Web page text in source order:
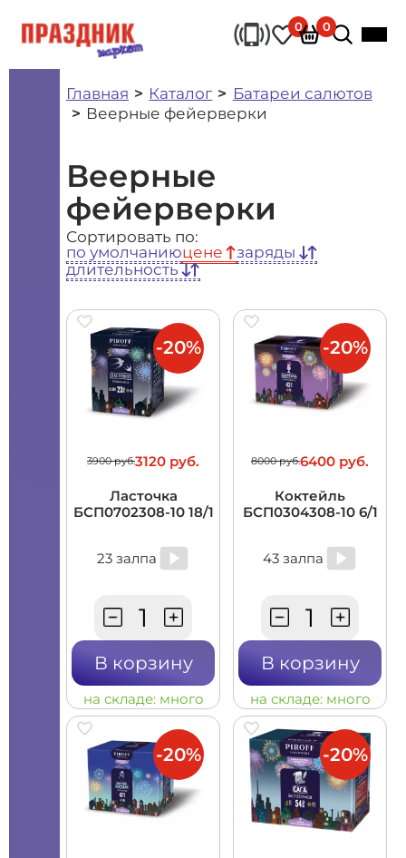
0 0
Главная Каталог
Батареи салютов
Веерные фейерверки
Веерные
фейерверки
Сортировать по:
по умолчаниюцене
заряды
длительность
3900 руб.3120 руб.
Ласточка
БСП0702308-10 18/1
23 залпа
В корзину
на складе: много
-20%
8000 руб.6400 руб.
Коктейль
БСП0304308-10 6/1
43 залпа
В корзину
на складе: много
-20%
-20% -20%